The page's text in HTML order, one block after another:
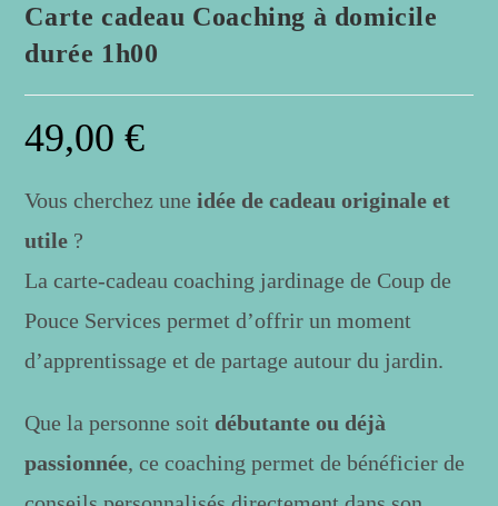
Carte cadeau Coaching à domicile
durée 1h00
49,00€
Vous cherchez uneidée de cadeau originale et
utile ?
La carte-cadeau coaching jardinage de Coup de
Pouce Services permet d’offrir un moment
d’apprentissage et de partage autour du jardin.
Que la personne soit débutante ou déjà
passionnée, ce coaching permet de bénéficier de